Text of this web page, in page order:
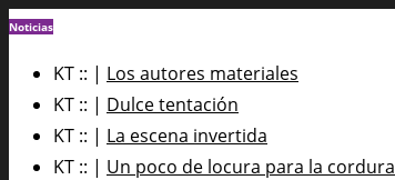
Noticias
KT :: | Los autores materiales
KT :: | Dulce tentación
KT :: | La escena invertida
KT :: | Un poco de locura para la cordura